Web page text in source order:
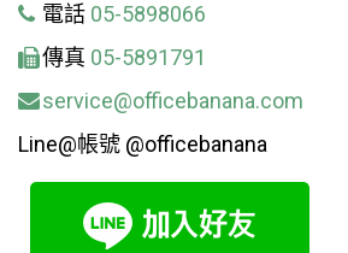
電話 05-5898066
傳真 05-5891791
service@officebanana.com
Line@帳號 @officebanana